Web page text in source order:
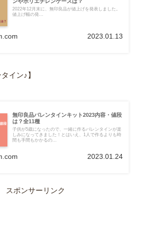
2022年12月末に、無印良品が値上げを発表しました。
値上げ幅の発...
2023.01.13
イン♪】
無印良品バレンタインキット2023内容・値段
は？全11種
子供が5歳になったので、一緒に作るバレンタインが楽
しみになってきました！とはいえ、1人で作るよりも時
間も手間もかかるの...
2023.01.24
スポンサーリンク